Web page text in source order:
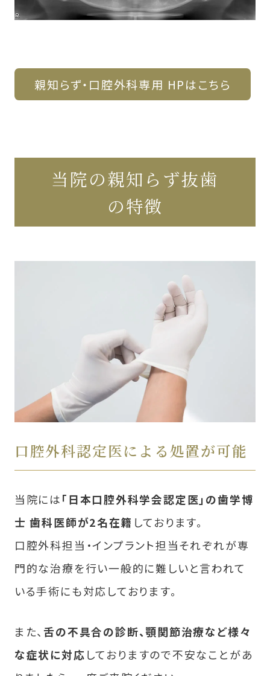
親知らず・口腔外科専用 HPはこちら
当院の親知らず抜歯
の特徴
口腔外科認定医による処置が可能
当院には「日本口腔外科学会認定医」の歯学博
士 歯科医師が2名在籍 しております。
口腔外科担当・インプラント担当それぞれが専
門的な治療を行い一般的に難しいと言われて
いる手術にも対応しております。
また、 舌の不具合の診断、顎関節治療など様々
な症状に対応しておりますので不安なことがあ